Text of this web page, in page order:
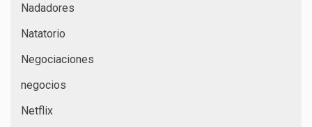
Nadadores
Natatorio
Negociaciones
negocios
Netflix